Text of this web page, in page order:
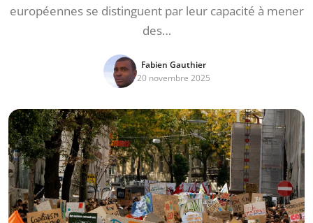
européennes se distinguent par leur capacité à mener
des…
Fabien Gauthier
20 novembre 2025